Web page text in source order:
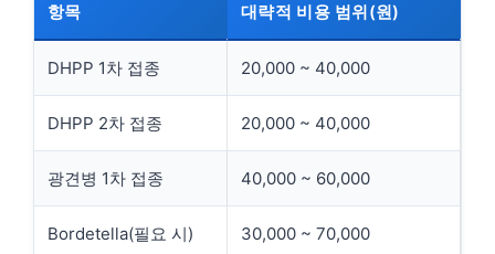
항목 대략적 비용 범위(원)
DHPP 1차 접종 20,000 ~ 40,000
DHPP 2차 접종 20,000 ~ 40,000
광견병 1차 접종 40,000 ~ 60,000
Bordetella(필요 시) 30,000 ~ 70,000